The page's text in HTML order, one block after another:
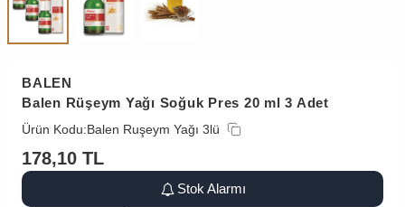
BALEN
Balen Rüşeym Yağı Soğuk Pres 20 ml 3 Adet
Ürün Kodu:Balen Ruşeym Yağı 3lü
178,10 TL
Stok Alarmı